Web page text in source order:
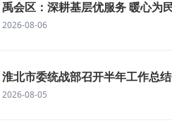
禹会区：深耕基层优服务 暖心为
2026-08-06
淮北市委统战部召开半年工作总
2026-08-05